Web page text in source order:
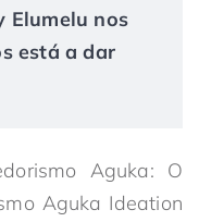
Elumelu nos
está a dar
Aguka: O
Aguka Ideation